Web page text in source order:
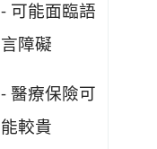
- 可能面臨語
言障礙
- 醫療保險可
能較貴